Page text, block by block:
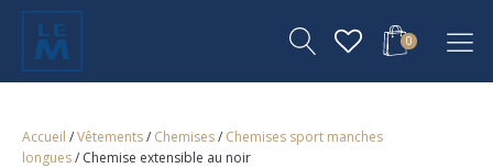
0
Accueil /Vêtements/ Chemises/ Chemises sport manches
longues/ Chemise extensible au noir